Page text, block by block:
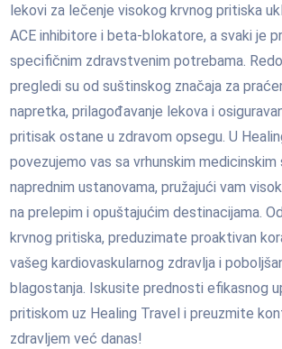
lekovi za lečenje visokog krvnog pritiska
ACE inhibitore i beta-blokatore, a svaki je
specifičnim zdravstvenim potrebama.
pregledi su od suštinskog značaja za
napretka, prilagođavanje lekova i
pritisak ostane u zdravom opsegu. U
povezujemo vas sa vrhunskim medicinskim
naprednim ustanovama, pružajući vam
na prelepim i opuštajućim destinacijama.
krvnog pritiska, preduzimate proaktivan
vašeg kardiovaskularnog zdravlja i
blagostanja. Iskusite prednosti efikasnog
pritiskom uz Healing Travel i preuzmite
zdravljem već danas!